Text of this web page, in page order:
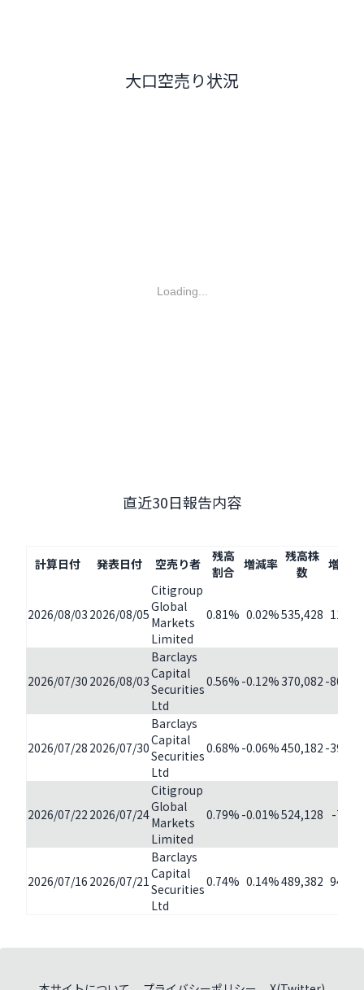
大口空売り状況
Loading...
直近30日報告内容
計算日付 発表日付 空売り者
残高
割合 増減率 残高株
数
増減量
2026/08/03 2026/08/05
Citigroup
Global
Markets
Limited
0.81% 0.02%535,428
2026/07/30 2026/08/03
Barclays
Capital
Securities
Ltd
0.56% -0.12% 370,082 -
2026/07/28 2026/07/30
Barclays
Capital
Securities
Ltd
0.68% -0.06%450,182 -
2026/07/22 2026/07/24
Citigroup
Global
Markets
Limited
0.79% -0.01%524,128 -
2026/07/16 2026/07/21
Barclays
Capital
Securities
Ltd
0.74% 0.14%489,382